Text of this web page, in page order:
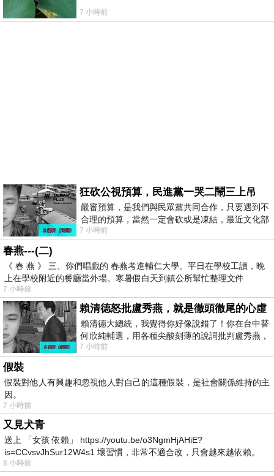
7 小時前
狂砍公視預算，民進黨一哭二鬧三上吊
嚴審預算，是我們與民眾黨共同合作，只要遇到不
合理的預算，當然一定會砍或是凍結，最近文化部
要編列公視和Taiwan plus預算，在110年
7 小時前
春燕---(二)
《 春 燕 》 三、你們唱戲的 春燕考進輔仁大學。平日在學校工讀，晚
上在學校附近的餐廳當外場。寒暑假白天到鎮公所幫忙整理文件
7 小時前
賴清德怒批盧秀燕，就是徹頭徹尾的心虛
賴清德大總統，我覺得你好像說錯了！你在台中替
何欣純輔選，用各種尖酸刻薄的說詞批判盧秀燕，
罵她施政滿意度輸給陳其邁，甚至還說盧
7 小時前
假裝
假裝對他人有興趣和忽視他人對自己的這種假裝，是社會關係維持的主
因。
7 小時前
又見犬青
送上 「女孩 依賴」 https://youtu.be/o3NgmHjAHiE?
is=CCvsvJhSur12W4s1 壞習慣，非常不適合改，只會越來越依賴。
我害怕的
8 小時前